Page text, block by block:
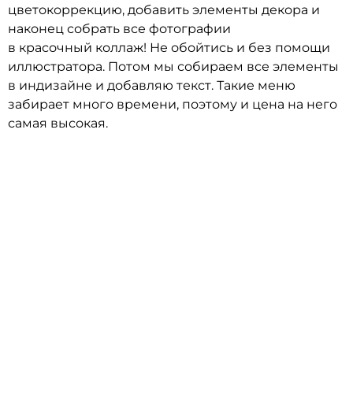
цветокоррекцию, добавить элементы декора и
наконец собрать все фотографии
в красочный коллаж! Не обойтись и без помощи
иллюстратора. Потом мы собираем все элементы
в индизайне и добавляю текст. Такие меню
забирает много времени, поэтому и цена на него
самая высокая.